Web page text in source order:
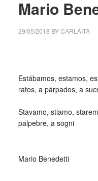
Mario
29/05/2018 BYCARLAITA
Estábamos, estamos,
ratos, a párpados, a
Stavamo, stiamo,
palpebre, a sogni
Mario Benedetti